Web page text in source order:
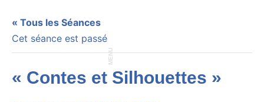
MENU
« Tous les Séances
Cet séance est passé
« Contes et Silhouettes »